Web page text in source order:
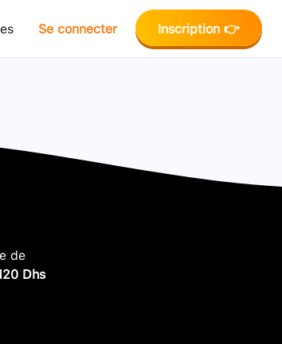
Se connecter Inscription 👉
de
Dhs